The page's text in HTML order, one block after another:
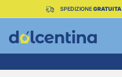
SPEDIZIONEGRATUITA